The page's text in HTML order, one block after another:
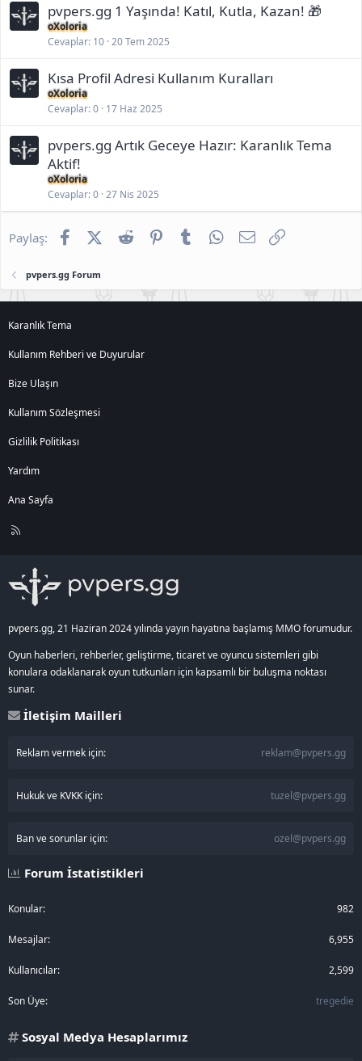
0
1
pvpers.gg 1 Yaşında! Katıl, Kutla, Kazan! 🎁
oXoloria
Cevaplar 10 20 Tem 2025
Kısa Profil Adresi Kullanım Kuralları
oXoloria
Cevaplar 0 17 Haz 2025
pvpers.gg Artık Geceye Hazır: Karanlık Tema
Aktif!
oXoloria
Cevaplar 0 27 Nis 2025
Paylaş: FacebookX (Twitter)
Reddit PinterestTumblr WhatsApp
E-posta
pvpers.gg Forum
Karanlık Tema
Kullanım Rehberi ve Duyurular
Bize Ulaşın
Kullanım Sözleşmesi
Gizlilik Politikası
Yardım
Ana Sayfa
R
pvpers.gg, 21 Haziran 2024 yılında yayın hayatına başlamış MMO forumudur.
Oyun haberleri, rehberler, geliştirme, ticaret ve oyuncu sistemleri gibi
konulara odaklanarak oyun tutkunları için kapsamlı bir buluşma noktası
sunar.
İletişim Mailleri
Reklam vermek için: reklam@pvpers.gg
Hukuk ve KVKK için: tuzel@pvpers.gg
Ban ve sorunlar için: ozel@pvpers.gg
Forum İstatistikleri
Konular 982
Mesajlar 6,955
Kullanıcılar 2,599
Son Üye tregedie
Sosyal Medya Hesaplarımız